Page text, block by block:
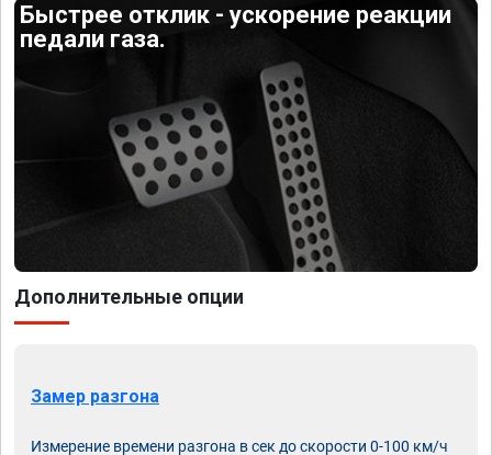
Быстрее отклик - ускорение реакции
педали газа.
Дополнительные опции
Замер разгона
Измерение времени разгона в сек до скорости 0-100 км/ч